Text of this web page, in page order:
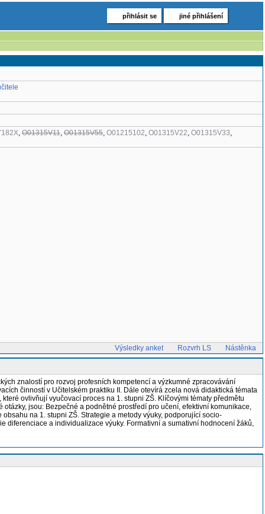
přihlásit se jiné přihlášení
, O01315V11, O01315V55, O01215102, O01315V22, O01315V33,
Výsledky anket Rozvrh LS Nástěnka
znalostí pro rozvoj profesních kompetencí a výzkumné zpracovávání
činností v Učitelském praktiku II. Dále otevírá zcela nová didaktická témata
ovlivňují vyučovací proces na 1. stupni ZŠ. Klíčovými tématy předmětu
jsou: Bezpečné a podnětné prostředí pro učení, efektivní komunikace,
na 1. stupni ZŠ. Strategie a metody výuky, podporující socio-
diferenciace a individualizace výuky. Formativní a sumativní hodnocení žáků,